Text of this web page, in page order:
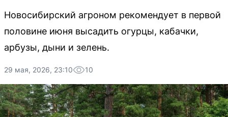
Новосибирский агроном рекомендует в первой
половине июня высадить огурцы, кабачки,
арбузы, дыни и зелень.
29 мая, 2026, 23:10 10